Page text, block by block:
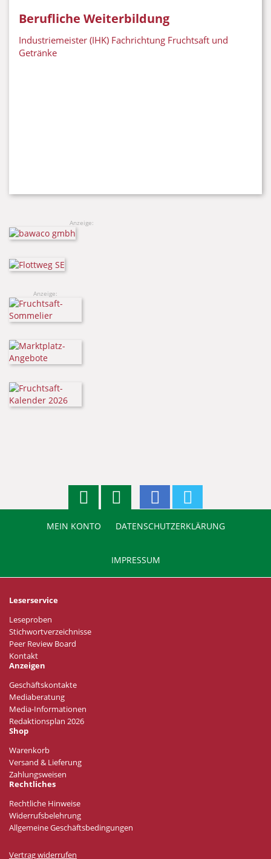
Berufliche Weiterbildung
Industriemeister (IHK) Fachrichtung Fruchtsaft und
Getränke
Anzeige:
Anzeige:
MEIN KONTO DATENSCHUTZERKLÄRUNG
IMPRESSUM
Leserservice
Leseproben
Stichwortverzeichnisse
Peer Review Board
Kontakt
Anzeigen
Geschäftskontakte
Mediaberatung
Media-Informationen
Redaktionsplan 2026
Shop
Warenkorb
Versand & Lieferung
Zahlungsweisen
Rechtliches
Rechtliche Hinweise
Widerrufsbelehrung
Allgemeine Geschäftsbedingungen
Vertrag widerrufen